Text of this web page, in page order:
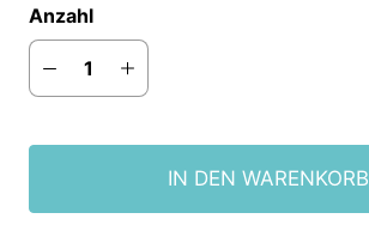
Anzahl
IN DEN WARENKORB